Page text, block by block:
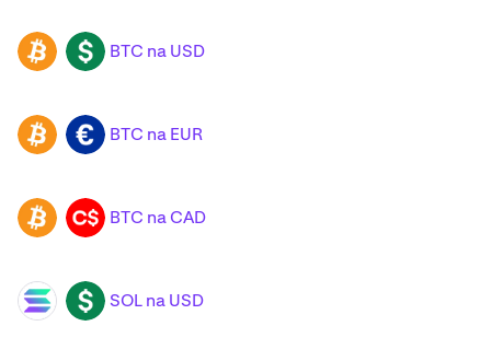
BTC USD BTC na USD
BTC EUR BTC na EUR
BTC CAD BTC na CAD
SOL USD SOL na USD